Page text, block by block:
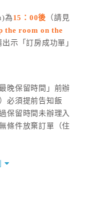
為15：00後 （請見
the room on the
示「訂房成功單」
晚保留時間」前辦
必須提前告知飯
保留時間未辦理入
條件放棄訂單（住